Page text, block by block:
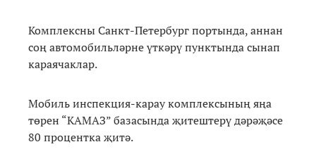
Комплексны Санкт-Петербург портында, аннан
соң автомобильләрне үткәрү пунктында сынап
караячаклар.
Мобиль инспекция-карау комплексының яңа
төрен “КАМАЗ” базасында җитештерү дәрәҗәсе
80 процентка җитә.